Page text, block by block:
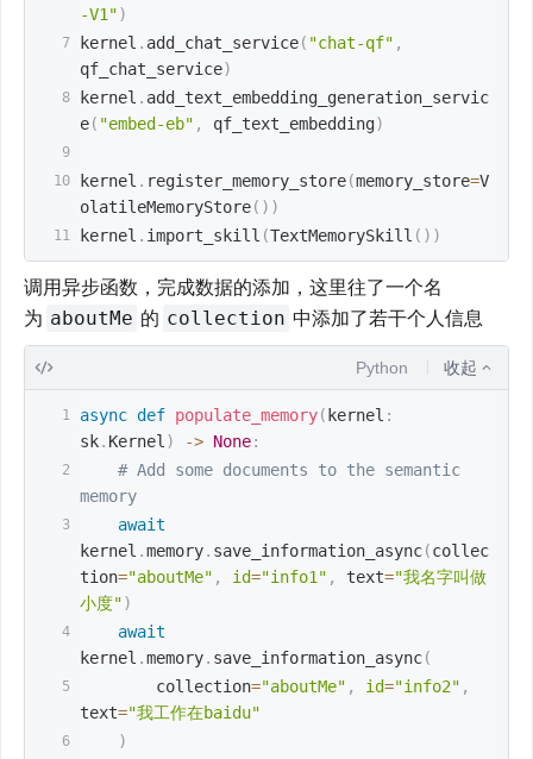
-V1")
kernel . add_chat_service( "chat-qf" ,
qf_chat_service)
kernel . add_text_embedding_generation_servic
e( "embed-eb" , qf_text_embedding)
kernel . register_memory_store(memory_store=V
olatileMemoryStore( ) )
kernel . import_skill (TextMemorySkill ( ) )
调用异步函数，完成数据的添加，这里往了一个名
为 aboutMe 的 collection 中添加了若干个人信息
Python 收起
async def populate_memory( kernel :
sk. Kernel ) -> None:
# Add some documents to the semantic
memory
await
kernel .memory. save_information_async(collec
tion="aboutMe" , id="info1" , text="我名字叫做
小度")
await
kernel .memory. save_information_async(
        collection
="aboutMe" , id="info2" ,
text="我工作在baidu"
)